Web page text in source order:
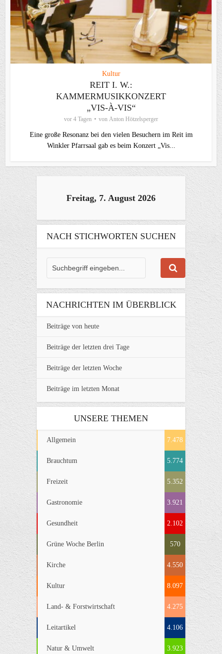
Kultur
REIT I. W.:
KAMMERMUSIKKONZERT
„VIS-À-VIS“
vor 4 Tagen von Anton Hötzelsperger
Eine große Resonanz bei den vielen Besuchern im Reit im
Winkler Pfarrsaal gab es beim Konzert „Vis...
Freitag, 7. August 2026
NACH STICHWORTEN SUCHEN
NACHRICHTEN IM ÜBERBLICK
Beiträge von heute
Beiträge der letzten drei Tage
Beiträge der letzten Woche
Beiträge im letzten Monat
UNSERE THEMEN
Allgemein 7.478
Brauchtum 5.774
Freizeit 5.352
Gastronomie 3.921
Gesundheit 2.102
Grüne Woche Berlin 570
Kirche 4.550
Kultur 8.097
Land- & Forstwirtschaft 4.275
Leitartikel 4.106
Natur & Umwelt 3.923